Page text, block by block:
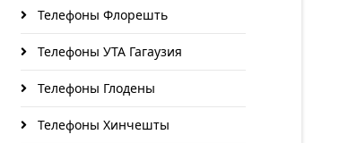
Телефоны Флорешть
Телефоны УТА Гагаузия
Телефоны Глодены
Телефоны Хинчешты